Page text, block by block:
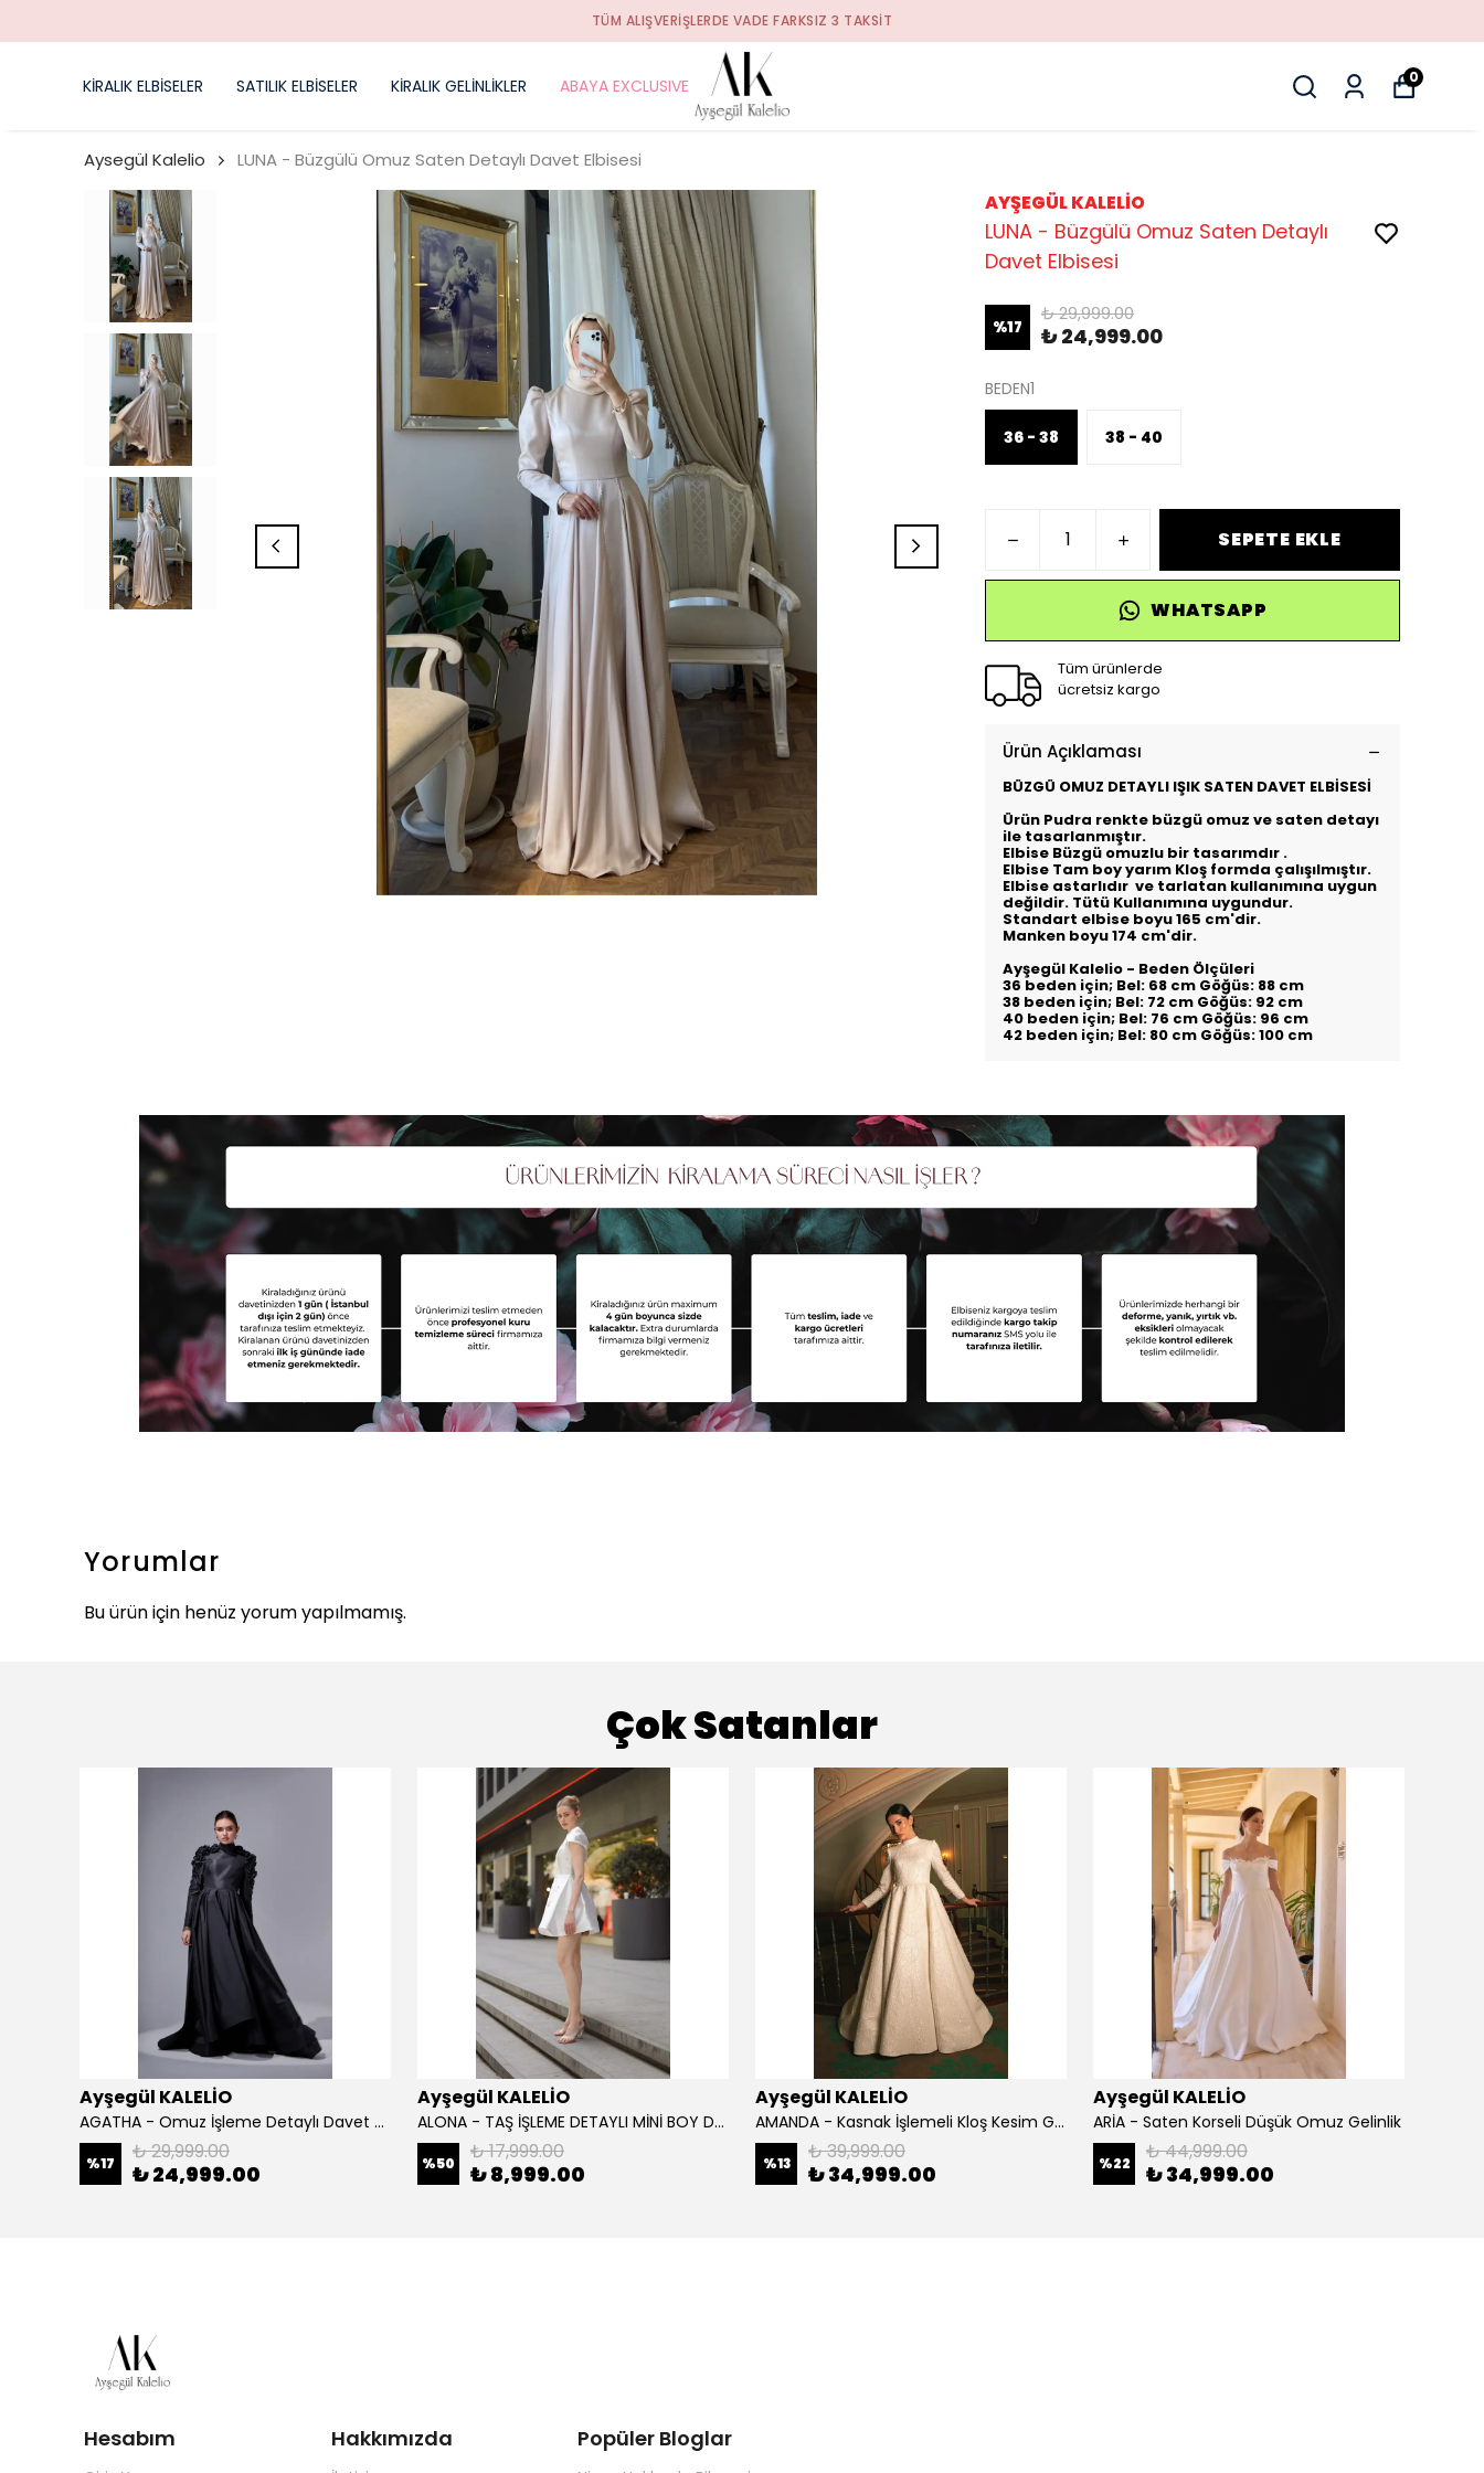
TÜM ALIŞVERIŞLERDE VADE FARKSIZ 3 TAKSIT
KİRALIK ELBİSELER SATILIK ELBİSELER KİRALIK GELİNLİKLER ABAYA EXCLUSIVE 0
Aysegül Kalelio LUNA - Büzgülü Omuz Saten Detaylı Davet Elbisesi
AYŞEGÜL KALELİO
LUNA - Büzgülü Omuz Saten Detaylı
Davet Elbisesi
%17
₺ 29,999.00
₺ 24,999.00
BEDEN1
36 - 38 38 - 40
SEPETE EKLE
WHATSAPP
Tüm ürünlerde
ücretsiz kargo
Ürün Açıklaması
BÜZGÜ OMUZ DETAYLI IŞIK SATEN DAVET ELBİSESİ
Ürün Pudra renkte büzgü omuz ve saten detayı
ile tasarlanmıştır.
Elbise Büzgü omuzlu bir tasarımdır .
Elbise Tam boy yarım Kloş formda çalışılmıştır.
Elbise astarlıdır ve tarlatan kullanımına uygun
değildir. Tütü Kullanımına uygundur.
Standart elbise boyu 165 cm'dir.
Manken boyu 174 cm'dir.
Ayşegül Kalelio - Beden Ölçüleri
36 beden için; Bel: 68 cm Göğüs: 88 cm
38 beden için; Bel: 72 cm Göğüs: 92 cm
40 beden için; Bel: 76 cm Göğüs: 96 cm
42 beden için; Bel: 80 cm Göğüs: 100 cm
Yorumlar
Bu ürün için henüz yorum yapılmamış.
Çok Satanlar
Ayşegül KALELİO
AGATHA - Omuz İşleme Detaylı Davet Elbisesi
%17 ₺ 29,999.00
₺ 24,999.00
Ayşegül KALELİO
ALONA - TAŞ İŞLEME DETAYLI MİNİ BOY DAVET ELBİSESİ
%50 ₺ 17,999.00
₺ 8,999.00
Ayşegül KALELİO
AMANDA - Kasnak İşlemeli Kloş Kesim Gelinlik
%13 ₺ 39,999.00
₺ 34,999.00
Ayşegül KALELİO
ARİA - Saten Korseli Düşük Omuz Gelinlik
%22 ₺ 44,999.00
₺ 34,999.00
Hesabım Hakkımızda Popüler Bloglar